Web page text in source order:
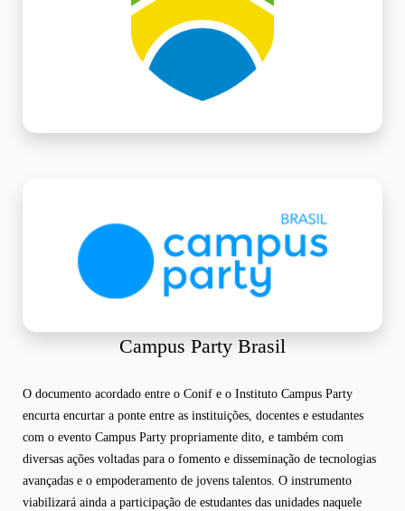
Campus Party Brasil
O documento acordado entre o Conif e o Instituto Campus Party
encurta encurtar a ponte entre as instituições, docentes e estudantes
com o evento Campus Party propriamente dito, e também com
diversas ações voltadas para o fomento e disseminação de tecnologias
avançadas e o empoderamento de jovens talentos. O instrumento
viabilizará ainda a participação de estudantes das unidades naquele